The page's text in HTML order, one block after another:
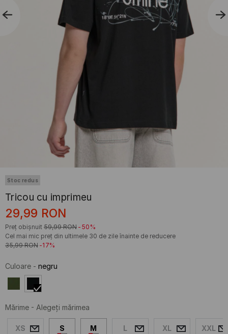
Stoc redus
Tricou cu imprimeu
29,99 RON
Preț obișnuit 59,99 RON -50%
Cel mai mic preț din ultimele 30 de zile înainte de reducere
35,99 RON -17%
Culoare - negru
Mărime - Alegeţi mărimea
XS S M L XL XXL